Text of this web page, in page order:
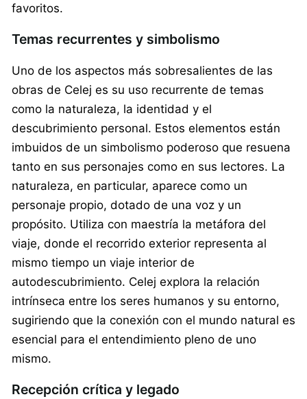
favoritos.
Temas recurrentes y simbolismo
Uno de los aspectos más sobresalientes de las
obras de Celej es su uso recurrente de temas
como la naturaleza, la identidad y el
descubrimiento personal. Estos elementos están
imbuidos de un simbolismo poderoso que resuena
tanto en sus personajes como en sus lectores. La
naturaleza, en particular, aparece como un
personaje propio, dotado de una voz y un
propósito. Utiliza con maestría la metáfora del
viaje, donde el recorrido exterior representa al
mismo tiempo un viaje interior de
autodescubrimiento. Celej explora la relación
intrínseca entre los seres humanos y su entorno,
sugiriendo que la conexión con el mundo natural es
esencial para el entendimiento pleno de uno
mismo.
Recepción crítica y legado